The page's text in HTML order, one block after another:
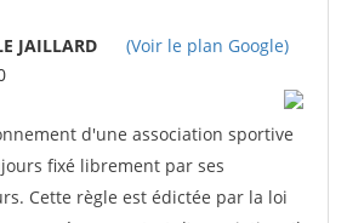
JAILLARD
(Voir le plan Google)
d'une association sportive
fixé librement par ses
Cette règle est édictée par la loi